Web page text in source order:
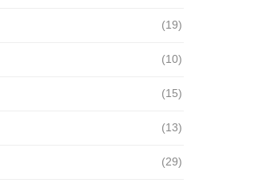
(19)
(10)
(15)
(13)
(29)